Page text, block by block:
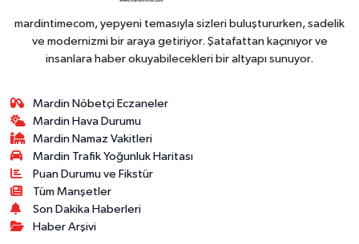
mardintimecom, yepyeni temasıyla sizleri buluştururken, sadelik
ve modernizmi bir araya getiriyor. Şatafattan kaçınıyor ve
insanlara haber okuyabilecekleri bir altyapı sunuyor.
Mardin Nöbetçi Eczaneler
Mardin Hava Durumu
Mardin Namaz Vakitleri
Mardin Trafik Yoğunluk Haritası
Puan Durumu ve Fikstür
Tüm Manşetler
Son Dakika Haberleri
Haber Arşivi